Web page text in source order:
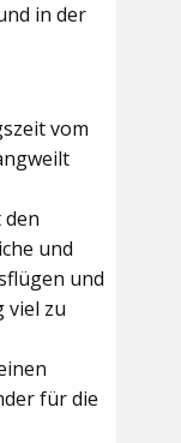
in der
vom
und
und
viel zu
für die